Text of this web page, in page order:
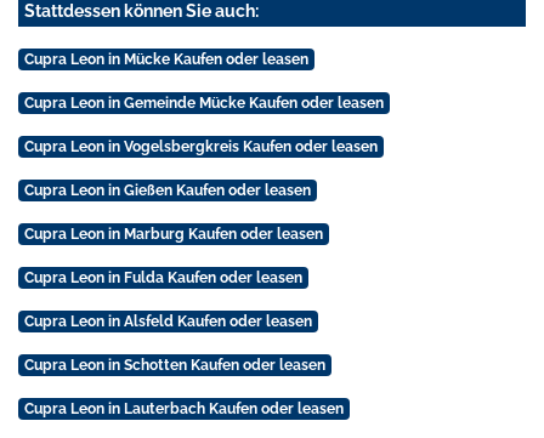
Stattdessen können Sie auch:
Cupra Leon in Mücke Kaufen oder leasen
Cupra Leon in Gemeinde Mücke Kaufen oder leasen
Cupra Leon in Vogelsbergkreis Kaufen oder leasen
Cupra Leon in Gießen Kaufen oder leasen
Cupra Leon in Marburg Kaufen oder leasen
Cupra Leon in Fulda Kaufen oder leasen
Cupra Leon in Alsfeld Kaufen oder leasen
Cupra Leon in Schotten Kaufen oder leasen
Cupra Leon in Lauterbach Kaufen oder leasen